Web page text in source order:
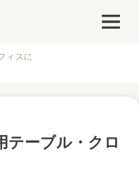
ィスに
テーブル・クロ